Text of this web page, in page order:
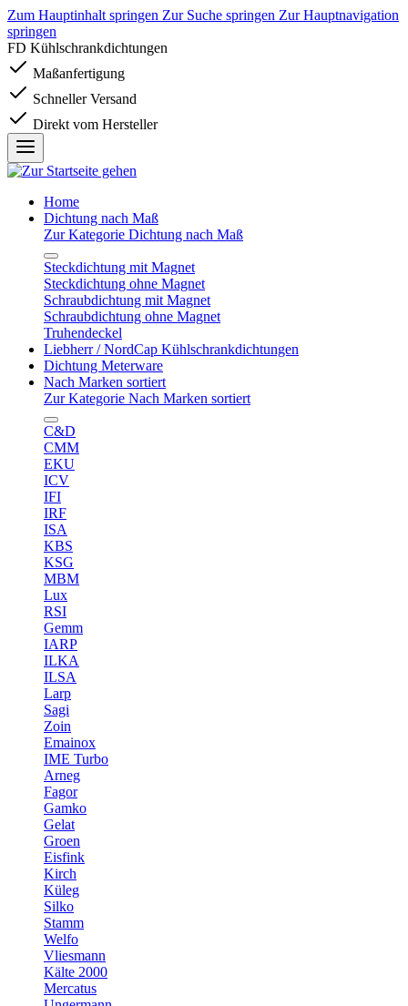
Zum Hauptinhalt springen Zur Suche springen Zur Hauptnavigation
springen
FD Kühlschrankdichtungen
Maßanfertigung
Schneller Versand
Direkt vom Hersteller
Home
Dichtung nach Maß
Zur Kategorie Dichtung nach Maß
Steckdichtung mit Magnet
Steckdichtung ohne Magnet
Schraubdichtung mit Magnet
Schraubdichtung ohne Magnet
Truhendeckel
Liebherr / NordCap Kühlschrankdichtungen
Dichtung Meterware
Nach Marken sortiert
Zur Kategorie Nach Marken sortiert
C&D
CMM
EKU
ICV
IFI
IRF
ISA
KBS
KSG
MBM
Lux
RSI
Gemm
IARP
ILKA
ILSA
Larp
Sagi
Zoin
Emainox
IME Turbo
Arneg
Fagor
Gamko
Gelat
Groen
Eisfink
Kirch
Küleg
Silko
Stamm
Welfo
Vliesmann
Kälte 2000
Mercatus